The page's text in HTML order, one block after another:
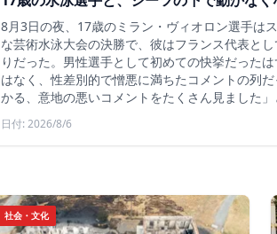
8月3日の夜、17歳のミラン・ヴィオロン選手は
な芸術水泳大会の決勝で、彼はフランス代表と
りだった。男性選手として初めての快挙だった
はなく、性差別的で憎悪に満ちたコメントの列
かる、意地の悪いコメントをたくさん見ました
日付: 2026/8/6
社会・文化